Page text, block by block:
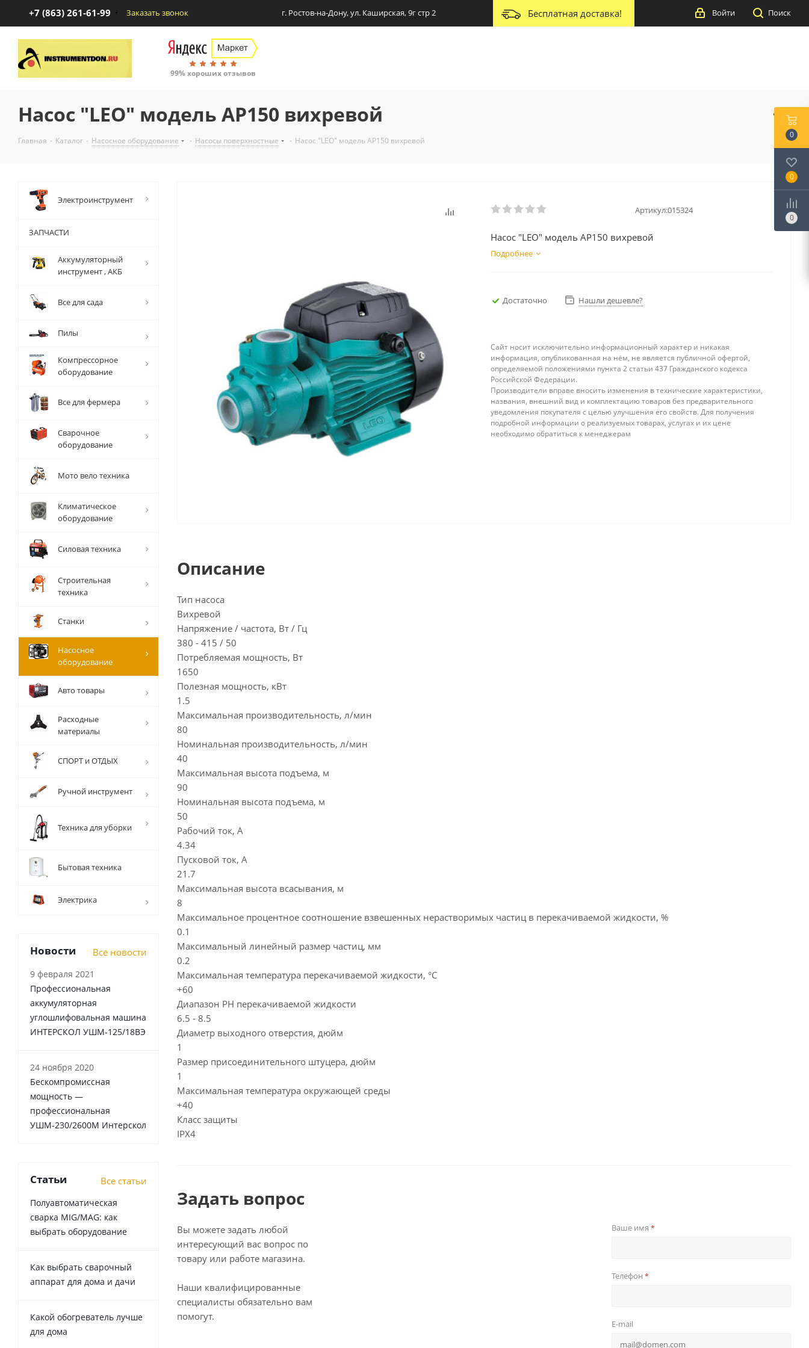
+7 (863) 261-61-99 Заказать звонок г. Ростов-на-Дону, ул. Каширская, 9г стр 2 Бесплатная доставка! Поиск
Войти
99% хороших отзывов
Насос "LEO" модель AP150 вихревой
Главная - Каталог - Насосное оборудование - Насосы поверхностные - Насос "LEO" модель AP150 вихревой
Артикул:015324
Насос "LEO" модель AP150 вихревой
Подробнее
Достаточно Нашли дешевле?
Сайт носит исключительно информационный характер и никакая
информация, опубликованная на нём, не является публичной офертой,
определяемой положениями пункта 2 статьи 437 Гражданского кодекса
Российской Федерации.
Производители вправе вносить изменения в технические характеристики,
названия, внешний вид и комплектацию товаров без предварительного
уведомления покупателя с целью улучшения его свойств. Для получения
подробной информации о реализуемых товарах, услугах и их цене
необходимо обратиться к менеджерам
Описание
Тип насоса
Вихревой
Напряжение / частота, Вт / Гц
380 - 415 / 50
Потребляемая мощность, Вт
1650
Полезная мощность, кВт
1.5
Максимальная производительность, л/мин
80
Номинальная производительность, л/мин
40
Максимальная высота подъема, м
90
Номинальная высота подъема, м
50
Рабочий ток, А
4.34
Пусковой ток, А
21.7
Максимальная высота всасывания, м
8
Максимальное процентное соотношение взвешенных нерастворимых частиц в перекачиваемой жидкости, %
0.1
Максимальный линейный размер частиц, мм
0.2
Максимальная температура перекачиваемой жидкости, °C
+60
Диапазон PH перекачиваемой жидкости
6.5 - 8.5
Диаметр выходного отверстия, дюйм
1
Размер присоединительного штуцера, дюйм
1
Максимальная температура окружающей среды
+40
Класс защиты
IPX4
Задать вопрос
Вы можете задать любой
интересующий вас вопрос по
товару или работе магазина.
Наши квалифицированные
специалисты обязательно вам
помогут.
Ваше имя *
Телефон *
E-mail
Электроинструмент
ЗАПЧАСТИ
Аккумуляторный
инструмент , АКБ
Все для сада
Пилы
Компрессорное
оборудование
Все для фермера
Сварочное
оборудование
Мото вело техника
Климатическое
оборудование
Силовая техника
Строительная
техника
Станки
Насосное
оборудование
Авто товары
Расходные
материалы
СПОРТ и ОТДЫХ
Ручной инструмент
Техника для уборки
Бытовая техника
Электрика
Новости Все новости
9 февраля 2021
Профессиональная
аккумуляторная
углошлифовальная машина
ИНТЕРСКОЛ УШМ-125/18ВЭ
24 ноября 2020
Бескомпромиссная
мощность —
профессиональная
УШМ-230/2600М Интерскол
Статьи Все статьи
Полуавтоматическая
сварка MIG/MAG: как
выбрать оборудование
Как выбрать сварочный
аппарат для дома и дачи
Какой обогреватель лучше
для дома
0
0
0